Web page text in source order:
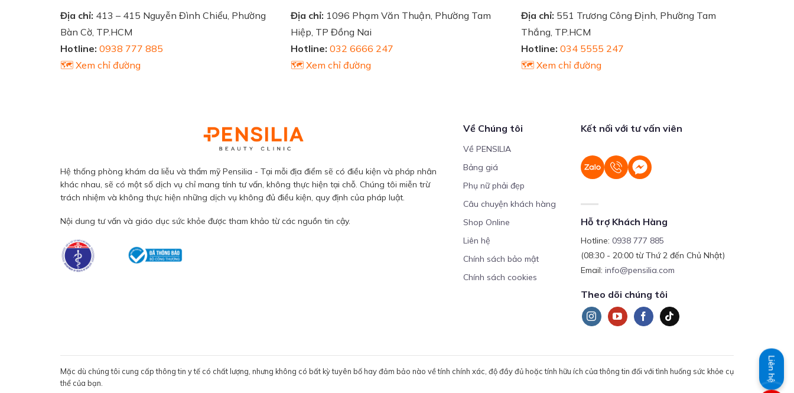
Địa chỉ: 413 – 415 Nguyễn Đình Chiểu, Phường
Bàn Cờ, TP.HCM
Hotline: 0938 777 885
🗺️ Xem chỉ đường
Địa chỉ: 1096 Phạm Văn Thuận, Phường Tam
Hiệp, TP Đồng Nai
Hotline: 032 6666 247
🗺️ Xem chỉ đường
Địa chỉ: 551 Trương Công Định, Phường Tam
Thắng, TP.HCM
Hotline: 034 5555 247
🗺️ Xem chỉ đường
Hệ thống phòng khám da liễu và thẩm mỹ Pensilia - Tại mỗi địa điểm sẽ có điều kiện và pháp nhân
khác nhau, sẽ có một số dịch vụ chỉ mang tính tư vấn, không thực hiện tại chỗ. Chúng tôi miễn trừ
trách nhiệm và không thực hiện những dịch vụ không đủ điều kiện, quy định của pháp luật.
Nội dung tư vấn và giáo dục sức khỏe được tham khảo từ các nguồn tin cậy.
Về Chúng tôi
Về PENSILIA
Bảng giá
Phụ nữ phải đẹp
Câu chuyện khách hàng
Shop Online
Liên hệ
Chính sách bảo mật
Chính sách cookies
Kết nối với tư vấn viên
Hỗ trợ Khách Hàng
Hotline:0938 777 885
(08:30 - 20:00 từ Thứ 2 đến Chủ Nhật)
Email:info@pensilia.com
Theo dõi chúng tôi
Mặc dù chúng tôi cung cấp thông tin y tế có chất lượng, nhưng không có bất kỳ tuyên bố hay đảm bảo nào về tính chính xác, độ đầy đủ hoặc tính hữu ích của thông tin đối với tình huống sức khỏe cụ
thể của bạn.
Liên hệ